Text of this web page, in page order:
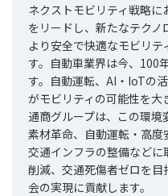
ネクストモビリティ戦略
をリードし、新たなテク
より安全で快適なモビリ
す。自動車業界は今、100
す。自動運転、AI・IoTの
がモビリティの可能性を
通商グループは、この環境
素材革命、自動運転・高度
交通インフラの整備などに
削減、交通死傷者ゼロを
会の実現に貢献します。